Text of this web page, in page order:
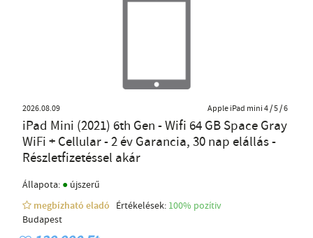
2026.08.09 Apple iPad mini 4 / 5 / 6
iPad Mini (2021) 6th Gen - Wifi 64 GB Space Gray
WiFi + Cellular - 2 év Garancia, 30 nap elállás -
Részletfizetéssel akár
Állapota: ● újszerű
megbízható eladó
Értékelések: 100% pozítiv
Budapest